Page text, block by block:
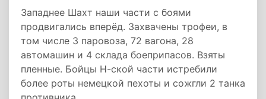
Западнее Шахт наши части с боями
продвигались вперёд. Захвачены трофеи, в
том числе 3 паровоза, 72 вагона, 28
автомашин и 4 склада боеприпасов. Взяты
пленные. Бойцы Н-ской части истребили
более роты немецкой пехоты и сожгли 2 танка